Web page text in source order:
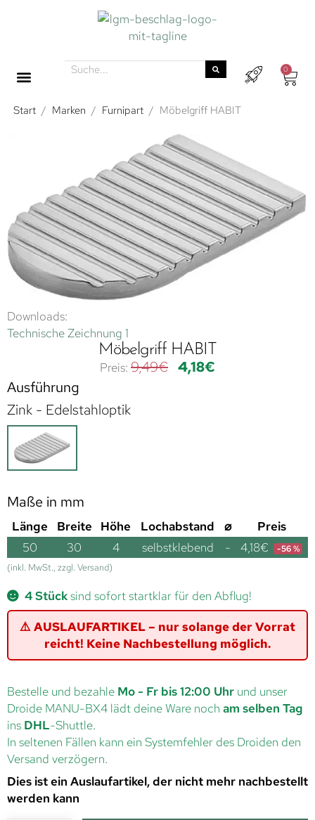
0
Start / Marken / Furnipart / Möbelgriff HABIT
Downloads:
Technische Zeichnung 1
Möbelgriff HABIT
9,49€ 4,18€
Ausführung
Zink - Edelstahloptik
Maße in mm
Länge Breite Höhe Lochabstand ⌀
Preis
50
30 4 selbstklebend - 4,18€ -56 %
(inkl. MwSt., zzgl. Versand)
4 Stücksind sofort startklar für den Abflug!
⚠️ AUSLAUFARTIKEL – nur solange der Vorrat
reicht! Keine Nachbestellung möglich.
Bestelle und bezahle Mo - Fr bis 12:00 Uhr und unser
Droide MANU-BX4 lädt deine Ware noch am selben Tag
ins DHL-Shuttle.
In seltenen Fällen kann ein Systemfehler des Droiden den
Versand verzögern.
Dies ist ein Auslaufartikel, der nicht mehr nachbestellt
werden kann